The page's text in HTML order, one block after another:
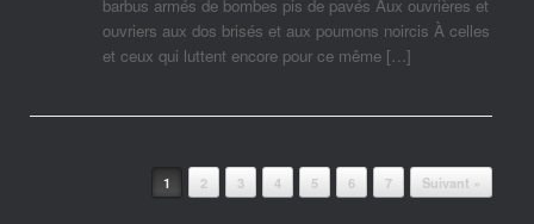
barbus armés de bombes pis de pavés Aux ouvrières et
ouvriers aux dos brisés et aux poumons noircis À celles
et ceux qui luttent encore pour ce même […]
1 2 3 4 5 6 7 Suivant »